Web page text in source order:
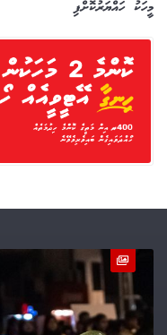
މީހަކު ހައްޔަރުކޮށްފި